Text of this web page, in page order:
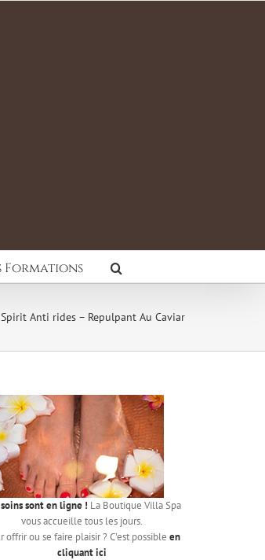
Formations
Anti rides – Repulpant Au Caviar
soins sont en ligne ! La Boutique Villa Spa
vous accueille tous les jours.
offrir ou se faire plaisir ? C'est possible en
cliquant ici